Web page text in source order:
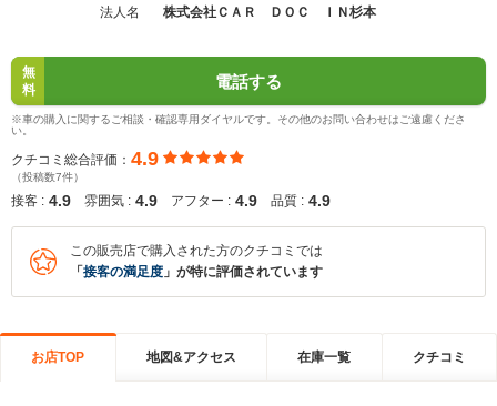
法人名
株式会社ＣＡＲ ＤＯＣ ＩＮ杉本
無
料
電話する
※車の購入に関するご相談・確認専用ダイヤルです。その他のお問い合わせはご遠慮くださ
い。
クチコミ総合評価： 4.9
（投稿数7件）
接客 : 4.9 雰囲気 : 4.9 アフター : 4.9 品質 : 4.9
この販売店で購入された方のクチコミでは
「 接客の満足度 」が特に評価されています
お店TOP 地図&アクセス 在庫一覧 クチコミ